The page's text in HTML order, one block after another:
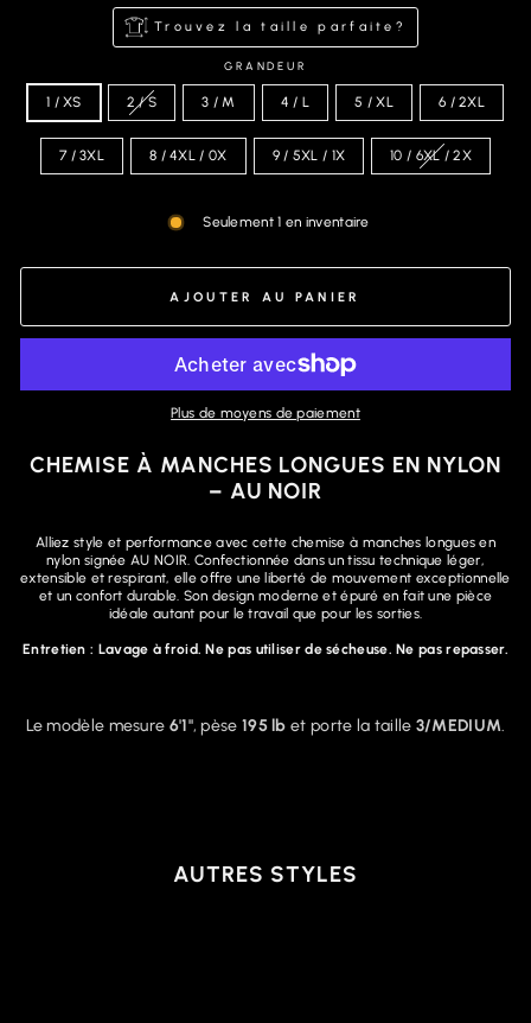
Trouvez la taille parfaite?
GRANDEUR
1 / XS 2 / S 3 / M 4 / L 5 / XL 6 / 2XL
7 / 3XL 8 / 4XL / 0X 9 / 5XL / 1X 10 / 6XL / 2X
Seulement 1 en inventaire
AJOUTER AU PANIER
Plus de moyens de paiement
CHEMISE À MANCHES LONGUES EN NYLON
– AU NOIR
Alliez style et performance avec cette chemise à manches longues en
nylon signée AU NOIR. Confectionnée dans un tissu technique léger,
extensible et respirant, elle offre une liberté de mouvement exceptionnelle
et un confort durable. Son design moderne et épuré en fait une pièce
idéale autant pour le travail que pour les sorties.
Entretien : Lavage à froid. Ne pas utiliser de sécheuse. Ne pas repasser.
Le modèle mesure 6'1", pèse 195 lb et porte la taille 3/MEDIUM.
AUTRES STYLES